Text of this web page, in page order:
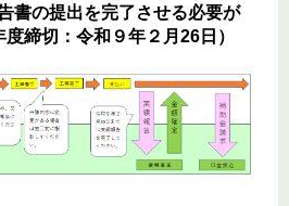
書の提出を完了させる必要が
締切：令和９年２月26日）